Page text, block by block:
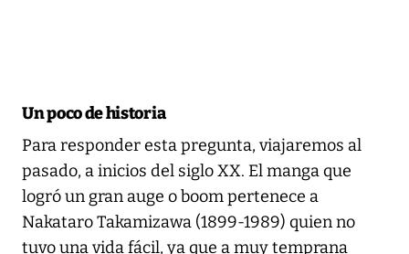
Un poco de historia
Para responder esta pregunta, viajaremos al
pasado, a inicios del siglo XX. El manga que
logró un gran auge o boom pertenece a
Nakataro Takamizawa (1899-1989) quien no
tuvo una vida fácil, ya que a muy temprana